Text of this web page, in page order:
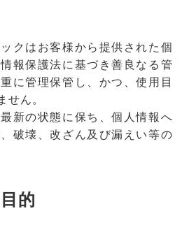
クはお客様から提供された個
報保護法に基づき善良なる管
に管理保管し、かつ、使用目
せん。
新の状態に保ち、個人情報へ
破壊、改ざん及び漏えい等の
的